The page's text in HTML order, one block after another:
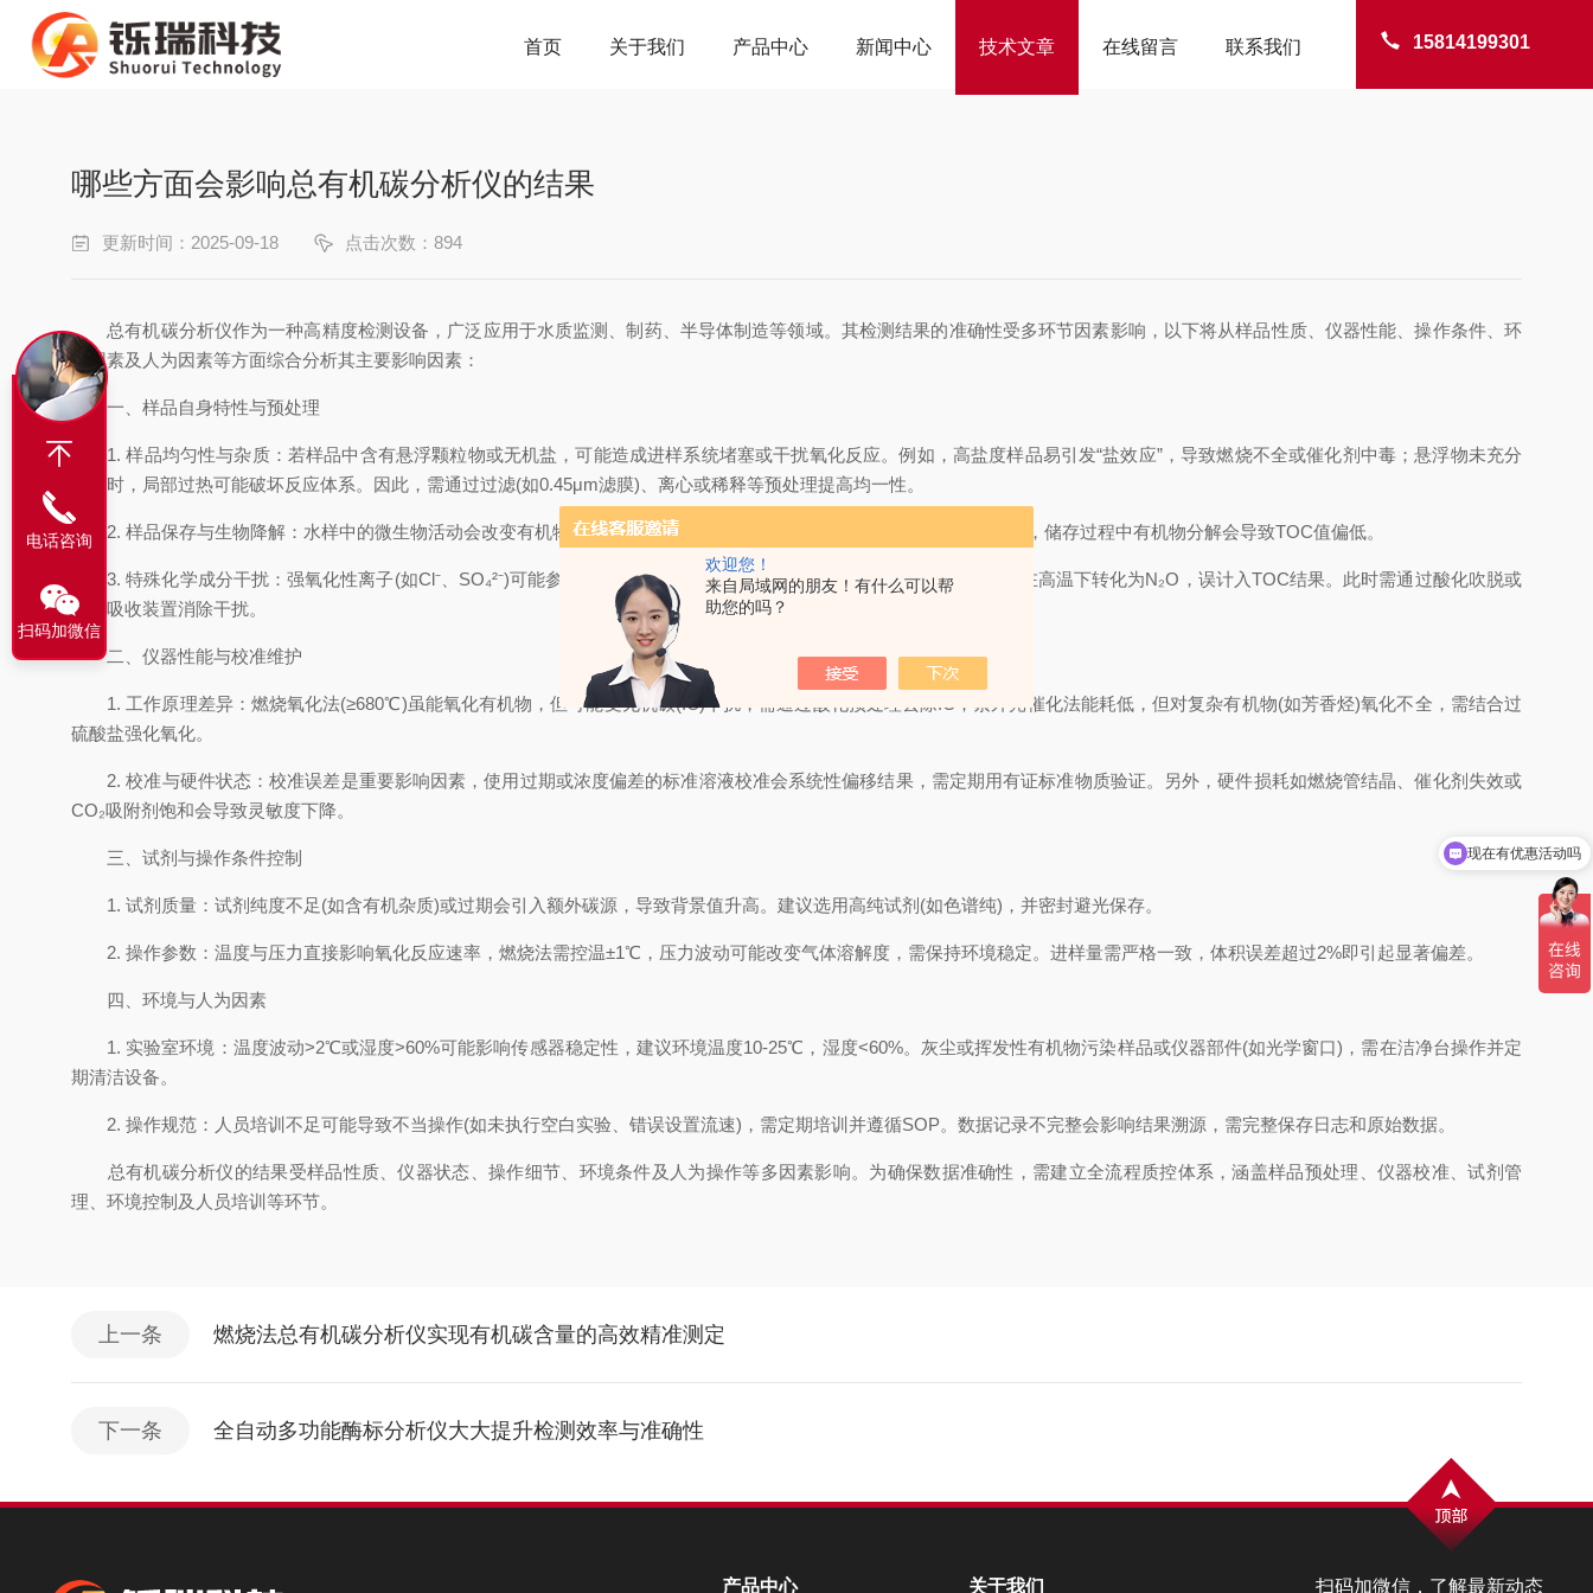
欢迎您！
来自局域网的朋友！有什么可以帮
助您的吗？
15814199301
首页 关于我们 产品中心 新闻中心 技术文章 在线留言 联系我们
哪些方面会影响总有机碳分析仪的结果
更新时间：2025-09-18 点击次数：894
总有机碳分析仪作为一种高精度检测设备，广泛应用于水质监测、制药、半导体制造等领域。其检测结果的准确性受多环节因素影响，以下将从样品性质、仪器性能、操作条件、环
境因素及人为因素等方面综合分析其主要影响因素：
一、样品自身特性与预处理
1. 样品均匀性与杂质：若样品中含有悬浮颗粒物或无机盐，可能造成进样系统堵塞或干扰氧化反应。例如，高盐度样品易引发“盐效应”，导致燃烧不全或催化剂中毒；悬浮物未充分
分散时，局部过热可能破坏反应体系。因此，需通过过滤(如0.45μm滤膜)、离心或稀释等预处理提高均一性。
2. 样品保存与生物降解：水样中的微生物活动会改变有机物含量，需冷藏保存或添加杀菌剂(如硫酸铜)抑制降解。否则，储存过程中有机物分解会导致TOC值偏低。
3. 特殊化学成分干扰：强氧化性离子(如Cl⁻、SO₄²⁻)可能参与副反应，消耗氧化剂并释放CO₂；含氮化合物(NH₃/NOₓ)在高温下转化为N₂O，误计入TOC结果。此时需通过酸化吹脱或
特定吸收装置消除干扰。
二、仪器性能与校准维护
1. 工作原理差异：燃烧氧化法(≥680℃)虽能氧化有机物，但可能受无机碳(IC)干扰，需通过酸化预处理去除IC；紫外光催化法能耗低，但对复杂有机物(如芳香烃)氧化不全，需结合过
硫酸盐强化氧化。
2. 校准与硬件状态：校准误差是重要影响因素，使用过期或浓度偏差的标准溶液校准会系统性偏移结果，需定期用有证标准物质验证。另外，硬件损耗如燃烧管结晶、催化剂失效或
CO₂吸附剂饱和会导致灵敏度下降。
三、试剂与操作条件控制
1. 试剂质量：试剂纯度不足(如含有机杂质)或过期会引入额外碳源，导致背景值升高。建议选用高纯试剂(如色谱纯)，并密封避光保存。
2. 操作参数：温度与压力直接影响氧化反应速率，燃烧法需控温±1℃，压力波动可能改变气体溶解度，需保持环境稳定。进样量需严格一致，体积误差超过2%即引起显著偏差。
四、环境与人为因素
1. 实验室环境：温度波动>2℃或湿度>60%可能影响传感器稳定性，建议环境温度10-25℃，湿度<60%。灰尘或挥发性有机物污染样品或仪器部件(如光学窗口)，需在洁净台操作并定
期清洁设备。
2. 操作规范：人员培训不足可能导致不当操作(如未执行空白实验、错误设置流速)，需定期培训并遵循SOP。数据记录不完整会影响结果溯源，需完整保存日志和原始数据。
总有机碳分析仪的结果受样品性质、仪器状态、操作细节、环境条件及人为操作等多因素影响。为确保数据准确性，需建立全流程质控体系，涵盖样品预处理、仪器校准、试剂管
理、环境控制及人员培训等环节。
上一条 燃烧法总有机碳分析仪实现有机碳含量的高效精准测定
下一条 全自动多功能酶标分析仪大大提升检测效率与准确性
扫码加微信，了解最新动态
产品中心 关于我们
电话咨询
扫码加微信
现在有优惠活动吗